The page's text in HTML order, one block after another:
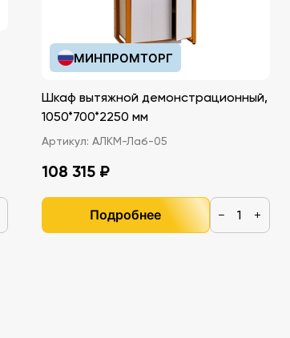
МИНПРОМТОРГ
Шкаф вытяжной демонстрационный,
1050*700*2250 мм
Артикул: АЛКМ-Лаб-05
108 315 ₽
Подробнее − +